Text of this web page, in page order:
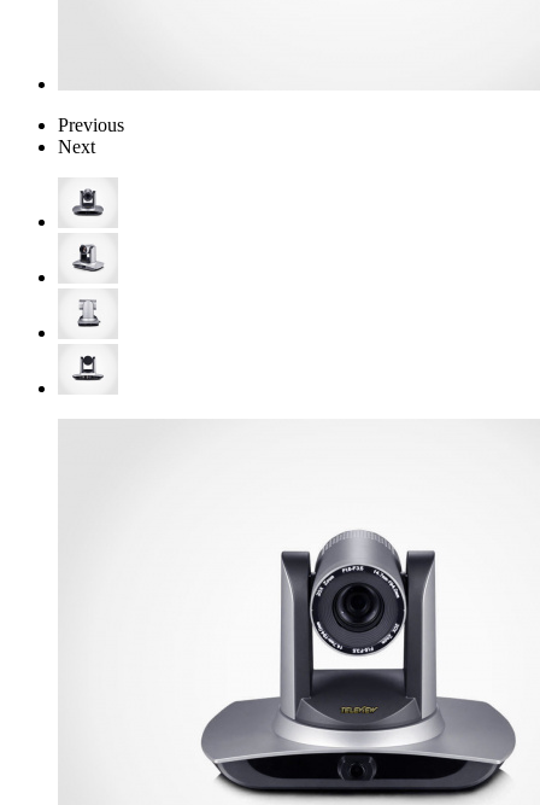
Previous
Next